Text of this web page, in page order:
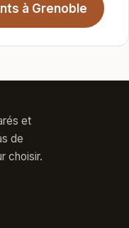
à Grenoble
et
de
choisir.